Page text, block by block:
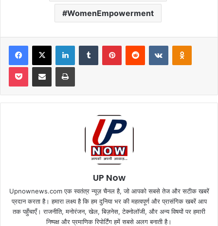
WomenEmpowerment
Facebook
X LinkedInTumblr PinterestReddit VKontakte
Pocket Share via Email Print
UP Now
Upnownews.com एक स्वतंत्र न्यूज़ चैनल है, जो आपको सबसे तेज और सटीक खबरें
प्रदान करता है। हमारा लक्ष्य है कि हम दुनिया भर की महत्वपूर्ण और प्रासंगिक खबरें आप
तक पहुँचाएँ। राजनीति, मनोरंजन, खेल, बिज़नेस, टेक्नोलॉजी, और अन्य विषयों पर हमारी
निष्पक्ष और प्रमाणिक रिपोर्टिंग हमें सबसे अलग बनाती है।